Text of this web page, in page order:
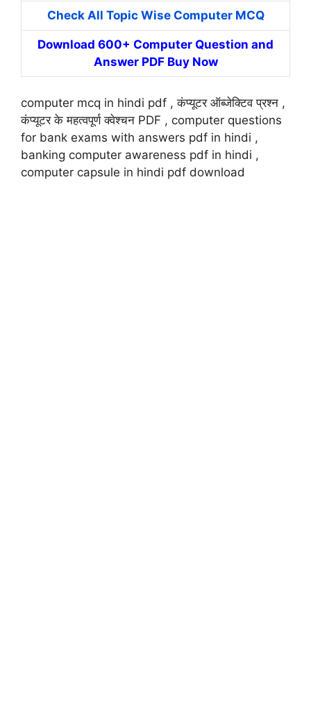
Check All Topic Wise Computer MCQ
Download 600+ Computer Question and
Answer PDF Buy Now
computer mcq in hindi pdf , कंप्यूटर ऑब्जेक्टिव प्रश्न ,
कंप्यूटर के महत्वपूर्ण क्वेश्चन PDF , computer questions
for bank exams with answers pdf in hindi ,
banking computer awareness pdf in hindi ,
computer capsule in hindi pdf download